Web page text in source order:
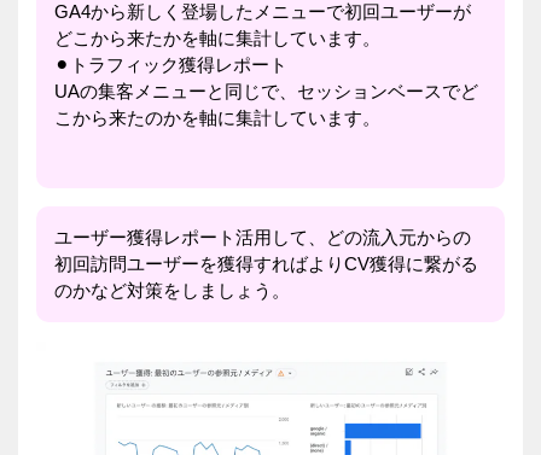
GA4から新しく登場したメニューで初回ユーザーが
どこから来たかを軸に集計しています。
⚫︎トラフィック獲得レポート
UAの集客メニューと同じで、セッションベースでど
こから来たのかを軸に集計しています。
ユーザー獲得レポート活用して、どの流入元からの
初回訪問ユーザーを獲得すればよりCV獲得に繋がる
のかなど対策をしましょう。